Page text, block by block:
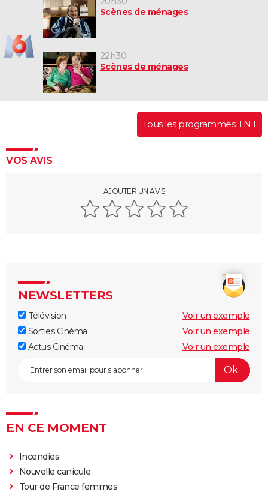
Scènes de ménages
22h30
Scènes de ménages
Tous les programmes TNT
VOS AVIS
AJOUTER UN AVIS
NEWSLETTERS
Télévision
Voir un exemple
Sorties Cinéma
Voir un exemple
Actus Cinéma
Voir un exemple
EN CE MOMENT
Incendies
Nouvelle canicule
Tour de France femmes